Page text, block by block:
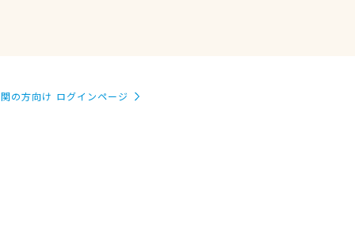
の方向け ログインページ